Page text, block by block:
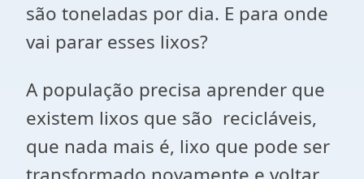
são toneladas por dia. E para onde
vai parar esses lixos?
A população precisa aprender que
existem lixos que são recicláveis,
que nada mais é, lixo que pode ser